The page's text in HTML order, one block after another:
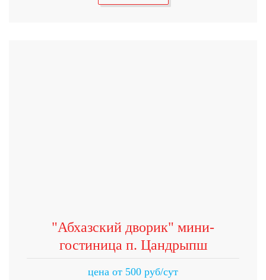
"Абхазский дворик" мини-
гостиница п. Цандрыпш
цена от 500 руб/сут